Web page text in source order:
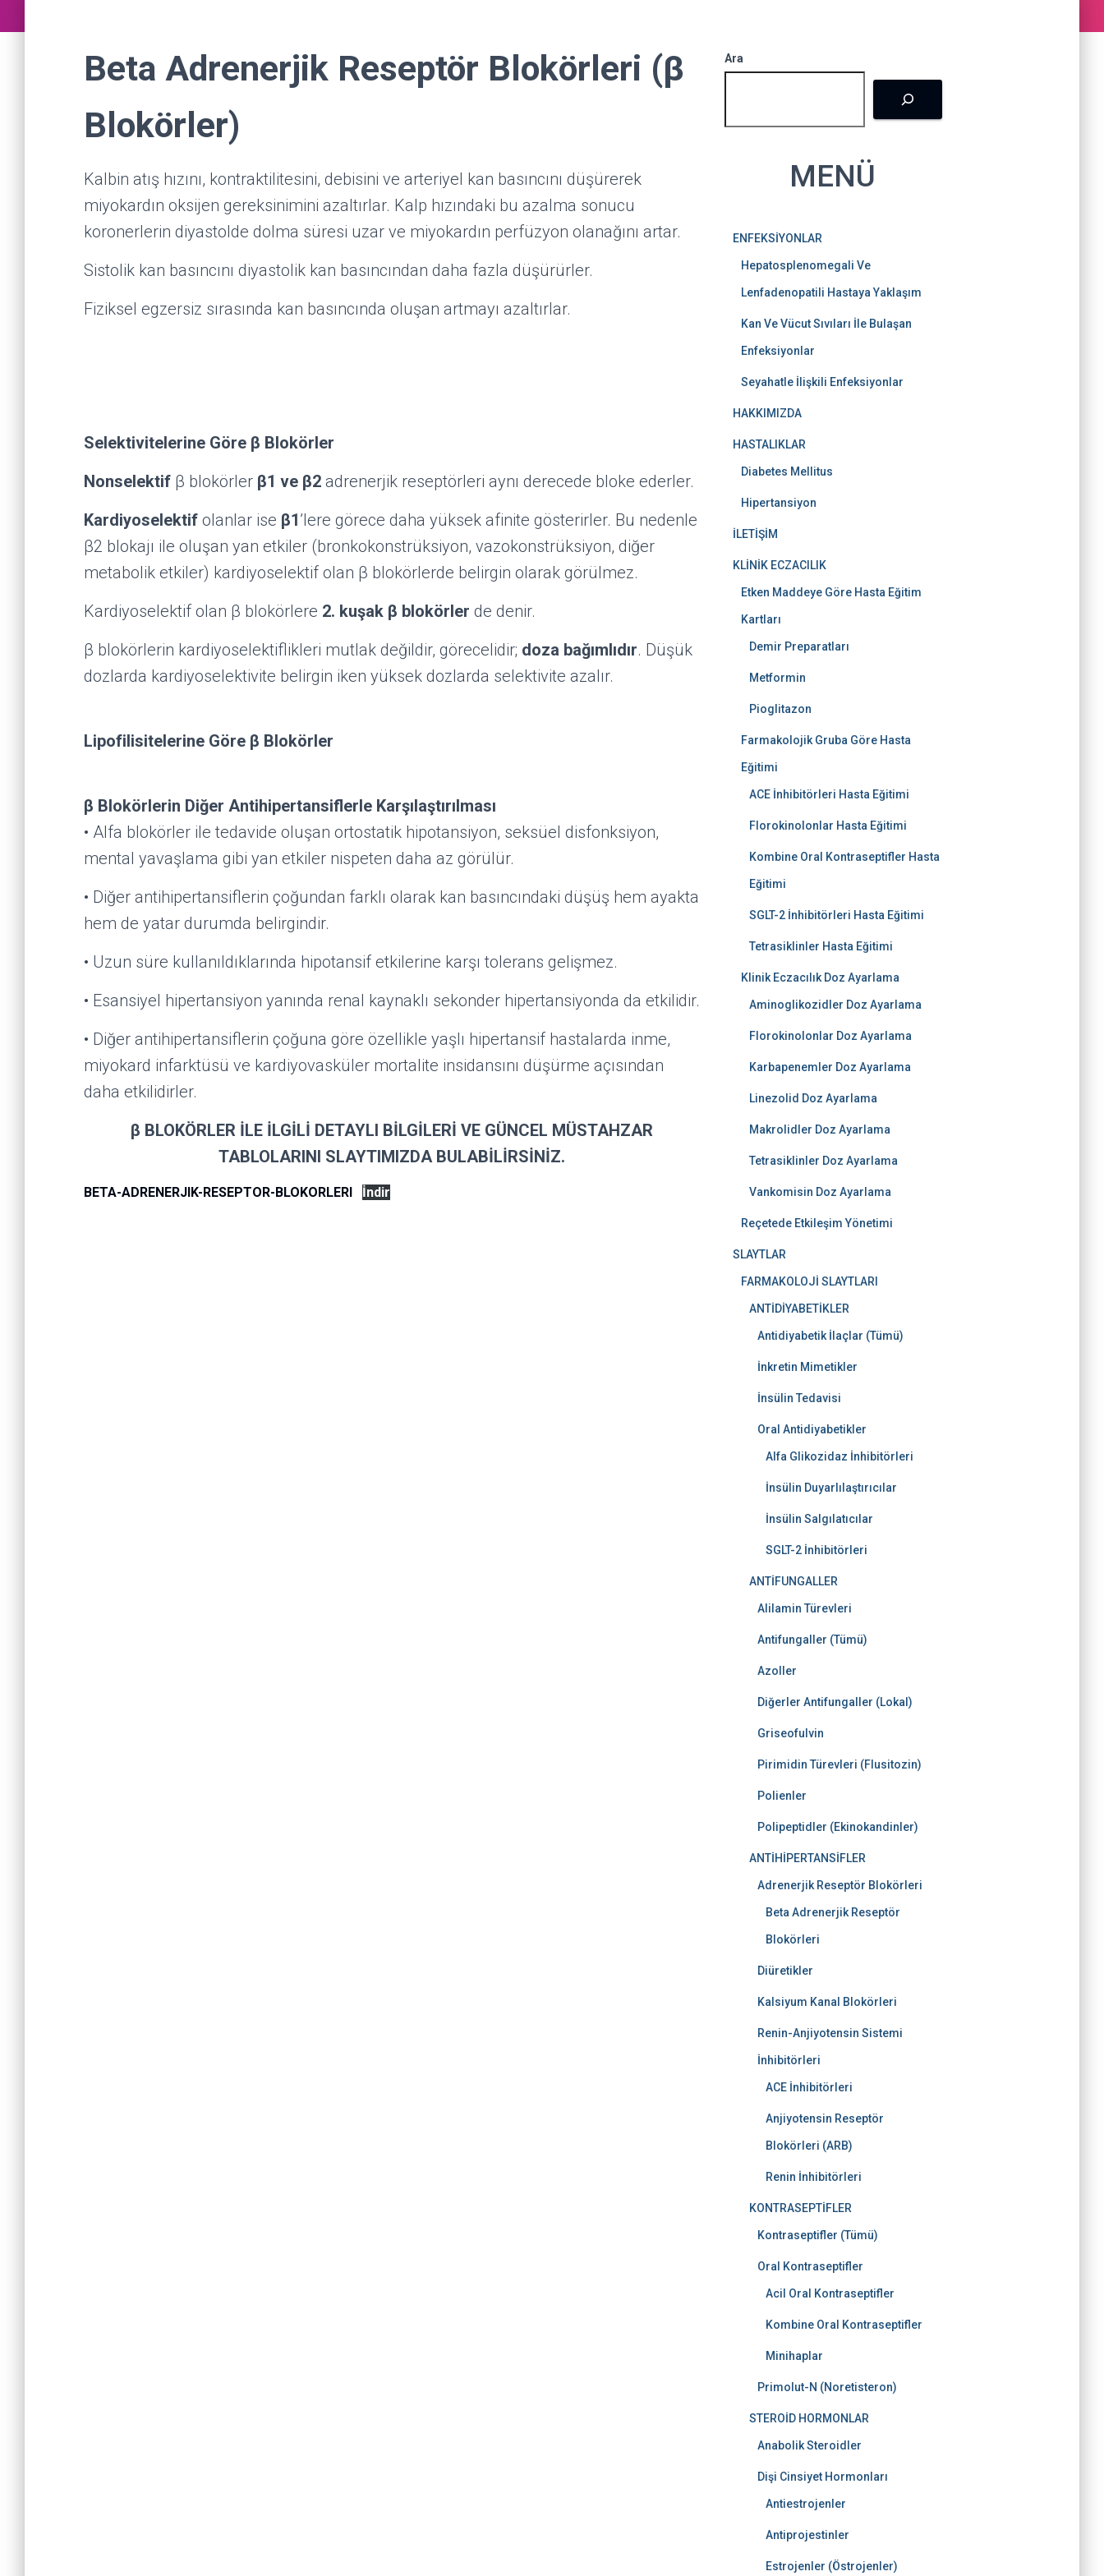
Beta Adrenerjik Reseptör Blokörleri (β
Blokörler)
Kalbin atış hızını, kontraktilitesini, debisini ve arteriyel kan basıncını düşürerek
miyokardın oksijen gereksinimini azaltırlar. Kalp hızındaki bu azalma sonucu
koronerlerin diyastolde dolma süresi uzar ve miyokardın perfüzyon olanağını artar.
Sistolik kan basıncını diyastolik kan basıncından daha fazla düşürürler.
Fiziksel egzersiz sırasında kan basıncında oluşan artmayı azaltırlar.
Selektivitelerine Göre β Blokörler
Nonselektif β blokörler β1 ve β2 adrenerjik reseptörleri aynı derecede bloke ederler.
Kardiyoselektif olanlar ise β1’lere görece daha yüksek afinite gösterirler. Bu nedenle
β2 blokajı ile oluşan yan etkiler (bronkokonstrüksiyon, vazokonstrüksiyon, diğer
metabolik etkiler) kardiyoselektif olan β blokörlerde belirgin olarak görülmez.
Kardiyoselektif olan β blokörlere 2. kuşak β blokörler de denir.
β blokörlerin kardiyoselektiflikleri mutlak değildir, görecelidir; doza bağımlıdır. Düşük
dozlarda kardiyoselektivite belirgin iken yüksek dozlarda selektivite azalır.
Lipofilisitelerine Göre β Blokörler
β Blokörlerin Diğer Antihipertansiflerle Karşılaştırılması
• Alfa blokörler ile tedavide oluşan ortostatik hipotansiyon, seksüel disfonksiyon,
mental yavaşlama gibi yan etkiler nispeten daha az görülür.
• Diğer antihipertansiflerin çoğundan farklı olarak kan basıncındaki düşüş hem ayakta
hem de yatar durumda belirgindir.
• Uzun süre kullanıldıklarında hipotansif etkilerine karşı tolerans gelişmez.
• Esansiyel hipertansiyon yanında renal kaynaklı sekonder hipertansiyonda da etkilidir.
• Diğer antihipertansiflerin çoğuna göre özellikle yaşlı hipertansif hastalarda inme,
miyokard infarktüsü ve kardiyovasküler mortalite insidansını düşürme açısından
daha etkilidirler.
β BLOKÖRLER İLE İLGİLİ DETAYLI BİLGİLERİ VE GÜNCEL MÜSTAHZAR
TABLOLARINI SLAYTIMIZDA BULABİLİRSİNİZ.
BETA-ADRENERJIK-RESEPTOR-BLOKORLERI İndir
Ara
MENÜ
ENFEKSİYONLAR
Hepatosplenomegali Ve
Lenfadenopatili Hastaya Yaklaşım
Kan Ve Vücut Sıvıları İle Bulaşan
Enfeksiyonlar
Seyahatle İlişkili Enfeksiyonlar
HAKKIMIZDA
HASTALIKLAR
Diabetes Mellitus
Hipertansiyon
İLETİŞİM
KLİNİK ECZACILIK
Etken Maddeye Göre Hasta Eğitim
Kartları
Demir Preparatları
Metformin
Pioglitazon
Farmakolojik Gruba Göre Hasta
Eğitimi
ACE İnhibitörleri Hasta Eğitimi
Florokinolonlar Hasta Eğitimi
Kombine Oral Kontraseptifler Hasta
Eğitimi
SGLT-2 İnhibitörleri Hasta Eğitimi
Tetrasiklinler Hasta Eğitimi
Klinik Eczacılık Doz Ayarlama
Aminoglikozidler Doz Ayarlama
Florokinolonlar Doz Ayarlama
Karbapenemler Doz Ayarlama
Linezolid Doz Ayarlama
Makrolidler Doz Ayarlama
Tetrasiklinler Doz Ayarlama
Vankomisin Doz Ayarlama
Reçetede Etkileşim Yönetimi
SLAYTLAR
FARMAKOLOJİ SLAYTLARI
ANTİDİYABETİKLER
Antidiyabetik İlaçlar (Tümü)
İnkretin Mimetikler
İnsülin Tedavisi
Oral Antidiyabetikler
Alfa Glikozidaz İnhibitörleri
İnsülin Duyarlılaştırıcılar
İnsülin Salgılatıcılar
SGLT-2 İnhibitörleri
ANTİFUNGALLER
Alilamin Türevleri
Antifungaller (Tümü)
Azoller
Diğerler Antifungaller (Lokal)
Griseofulvin
Pirimidin Türevleri (Flusitozin)
Polienler
Polipeptidler (Ekinokandinler)
ANTİHİPERTANSİFLER
Adrenerjik Reseptör Blokörleri
Beta Adrenerjik Reseptör
Blokörleri
Diüretikler
Kalsiyum Kanal Blokörleri
Renin-Anjiyotensin Sistemi
İnhibitörleri
ACE İnhibitörleri
Anjiyotensin Reseptör
Blokörleri (ARB)
Renin İnhibitörleri
KONTRASEPTİFLER
Kontraseptifler (Tümü)
Oral Kontraseptifler
Acil Oral Kontraseptifler
Kombine Oral Kontraseptifler
Minihaplar
Primolut-N (Noretisteron)
STEROİD HORMONLAR
Anabolik Steroidler
Dişi Cinsiyet Hormonları
Antiestrojenler
Antiprojestinler
Estrojenler (Östrojenler)